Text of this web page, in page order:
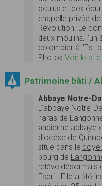
oculus et des
chapelle privée
Révolution. Le
deux moulins, l'un
colombier à l'Est
Photos Voir le site
Patrimoine bâti /
Abbaye Notre-
L'abbaye Notre-
haras de
ancienne abbaye
diocèse de
situe dans le
bourg de
relève désormais
Esprit. Elle a été